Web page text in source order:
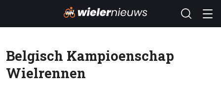
Belgisch Kampioenschap
Wielrennen